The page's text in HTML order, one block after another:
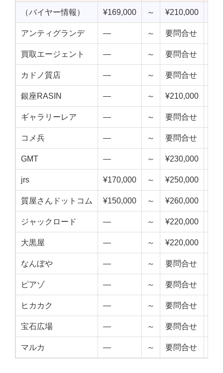
（バイヤー情報） ¥169,000 ～ ¥210,000
アンティグランデ — ～ 要問合せ
買取エージェント — ～ 要問合せ
カドノ質店 — ～ 要問合せ
銀座RASIN — ～ ¥210,000
ギャラリーレア — ～ 要問合せ
コメ兵 — ～ 要問合せ
GMT — ～ ¥230,000
jrs ¥170,000 ～ ¥250,000
質屋さんドットコム ¥150,000 ～ ¥260,000
ジャックロード — ～ ¥220,000
大黒屋 — ～ ¥220,000
なんぼや — ～ 要問合せ
ピアゾ — ～ 要問合せ
ヒカカク — ～ 要問合せ
宝石広場 — ～ 要問合せ
マルカ — ～ 要問合せ